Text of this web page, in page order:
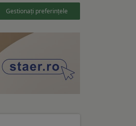
Gestionați preferințele